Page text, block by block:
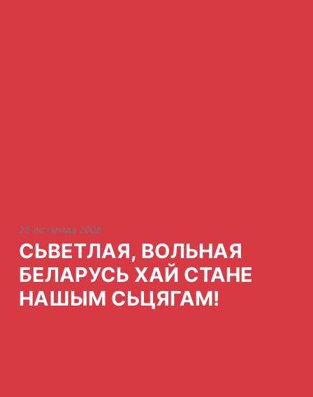
28 лістапада 2008
СЬВЕТЛАЯ, ВОЛЬНАЯ
БЕЛАРУСЬ ХАЙ СТАНЕ
НАШЫМ СЬЦЯГАМ!